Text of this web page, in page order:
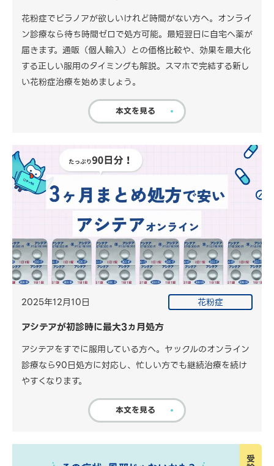
花粉症でビラノアが欲しいけれど時間がない方へ。オンライ
ン診療なら待ち時間ゼロで処方可能。最短翌日に自宅へ薬が
届きます。通販（個人輸入）との価格比較や、効果を最大化
する正しい服用のタイミングも解説。スマホで完結する新し
い花粉症治療を始めましょう。
本文を見る
2025年12月10日 花粉症
アシテアが初診時に最大3ヵ月処方
アシテアをすでに服用している方へ。ヤックルのオンライン
診療なら90日処方に対応し、忙しい方でも継続治療を続け
やすくなります。
本文を見る